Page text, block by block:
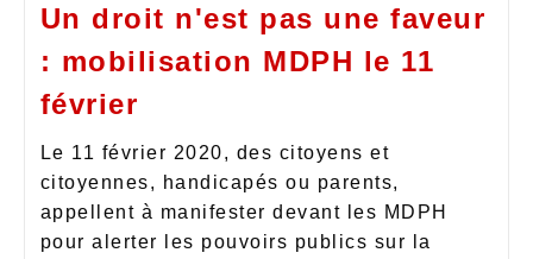
Un droit n'est pas une faveur
: mobilisation MDPH le 11
février
Le 11 février 2020, des citoyens et
citoyennes, handicapés ou parents,
appellent à manifester devant les MDPH
pour alerter les pouvoirs publics sur la